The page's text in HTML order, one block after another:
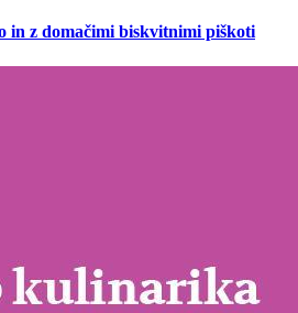
in z domačimi biskvitnimi piškoti